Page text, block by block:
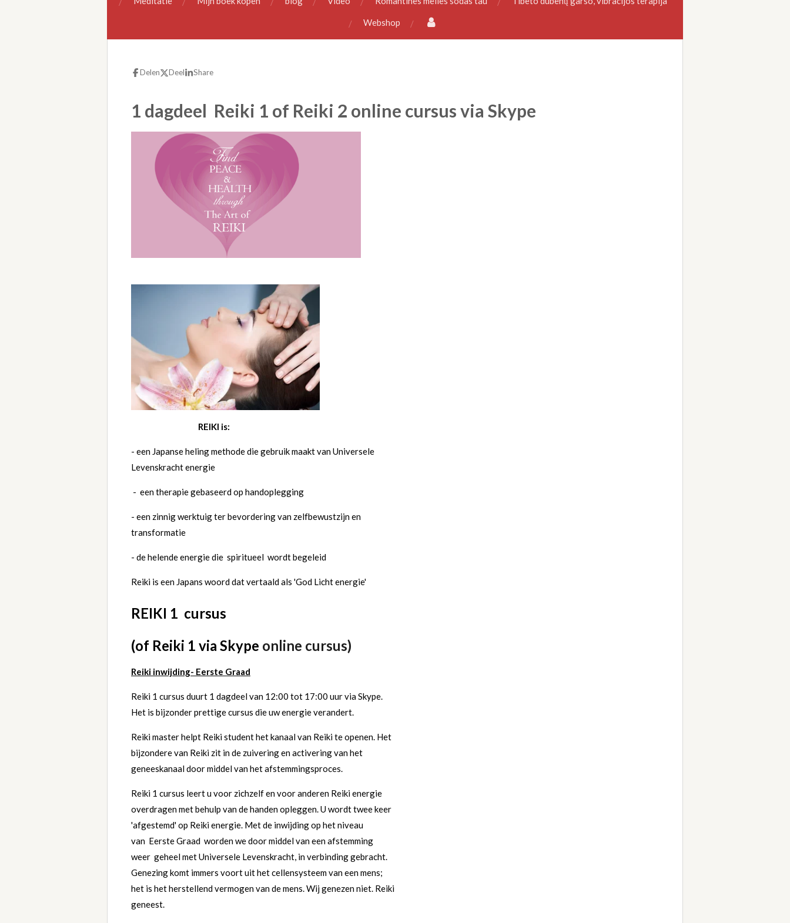
Webshop
Delen Deel Share
1 dagdeel Reiki 1 of Reiki 2 online cursus via Skype
REIKI is:
- een Japanse heling methode die gebruik maakt van Universele
Levenskracht energie
- een therapie gebaseerd op handoplegging
- een zinnig werktuig ter bevordering van zelfbewustzijn en
transformatie
- de helende energie die spiritueel wordt begeleid
Reiki is een Japans woord dat vertaald als 'God Licht energie'
REIKI 1 cursus
(of Reiki 1 via Skype online cursus)
Reiki inwijding- Eerste Graad
Reiki 1 cursus duurt 1 dagdeel van 12:00 tot 17:00 uur via Skype.
Het is bijzonder prettige cursus die uw energie verandert.
Reiki master helpt Reiki student het kanaal van Reiki te openen. Het
bijzondere van Reiki zit in de zuivering en activering van het
geneeskanaal door middel van het afstemmingsproces.
Reiki 1 cursus leert u voor zichzelf en voor anderen Reiki energie
overdragen met behulp van de handen opleggen. U wordt twee keer
'afgestemd' op Reiki energie. Met de inwijding op het niveau
van Eerste Graad worden we door middel van een afstemming
weer geheel met Universele Levenskracht, in verbinding gebracht.
Genezing komt immers voort uit het cellensysteem van een mens;
het is het herstellend vermogen van de mens. Wij genezen niet. Reiki
geneest.